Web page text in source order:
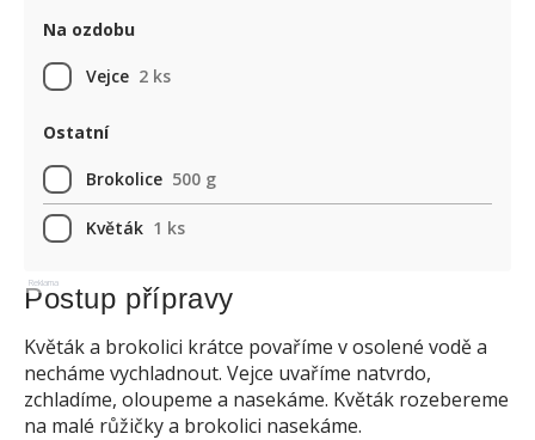
Na ozdobu
Vejce 2 ks
Ostatní
Brokolice 500 g
Květák 1 ks
Reklama
Postup přípravy
Květák a brokolici krátce povaříme v osolené vodě a
necháme vychladnout. Vejce uvaříme natvrdo,
zchladíme, oloupeme a nasekáme. Květák rozebereme
na malé růžičky a brokolici nasekáme.